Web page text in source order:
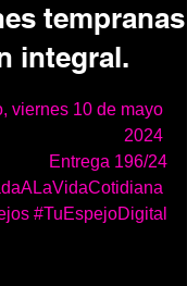
tempranas
integral.
estrellas.
viernes 10 de mayo
2024
Entrega 196/24
#TuEspejoDigital